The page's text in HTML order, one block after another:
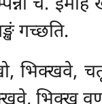
च. इमेहि
गच्छति.
भिक्खवे,